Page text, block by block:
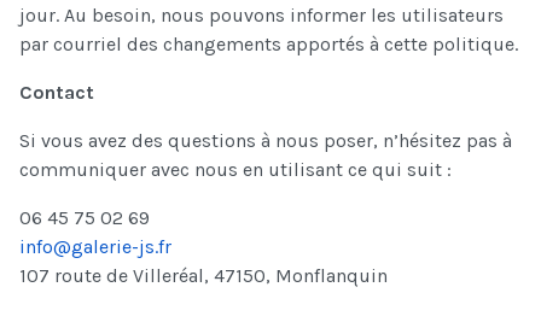
jour. Au besoin, nous pouvons informer les utilisateurs
par courriel des changements apportés à cette politique.
Contact
Si vous avez des questions à nous poser, n’hésitez pas à
communiquer avec nous en utilisant ce qui suit :
06 45 75 02 69
info@galerie-js.fr
107 route de Villeréal, 47150, Monflanquin